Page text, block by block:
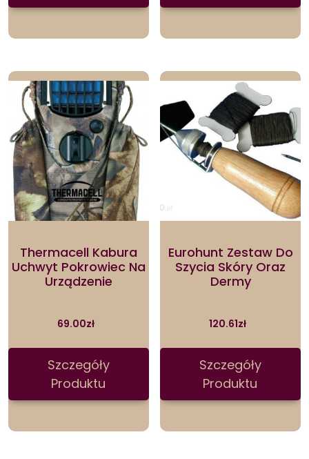
Thermacell Kabura
Uchwyt Pokrowiec Na
Urządzenie
69.00zł
Szczegóły
Produktu
Eurohunt Zestaw Do
Szycia Skóry Oraz
Dermy
120.61zł
Szczegóły
Produktu